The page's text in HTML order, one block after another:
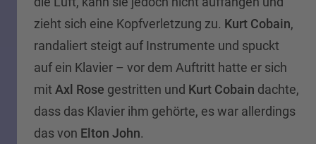
zieht sich eine Kopfverletzung zu. Kurt Cobain,
randaliert steigt auf Instrumente und spuckt
auf ein Klavier – vor dem Auftritt hatte er sich
mit Axl Rose gestritten und Kurt Cobain dachte,
dass das Klavier ihm gehörte, es war allerdings
das von Elton John.